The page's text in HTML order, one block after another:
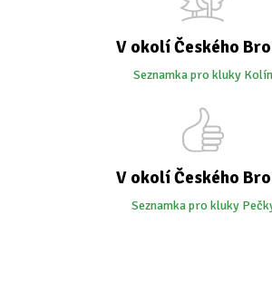
V okolí Českého
Seznamka pro kluky Kolín
V okolí Českého
Seznamka pro kluky